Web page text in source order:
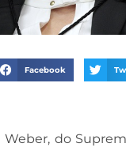
Facebook
Weber, do